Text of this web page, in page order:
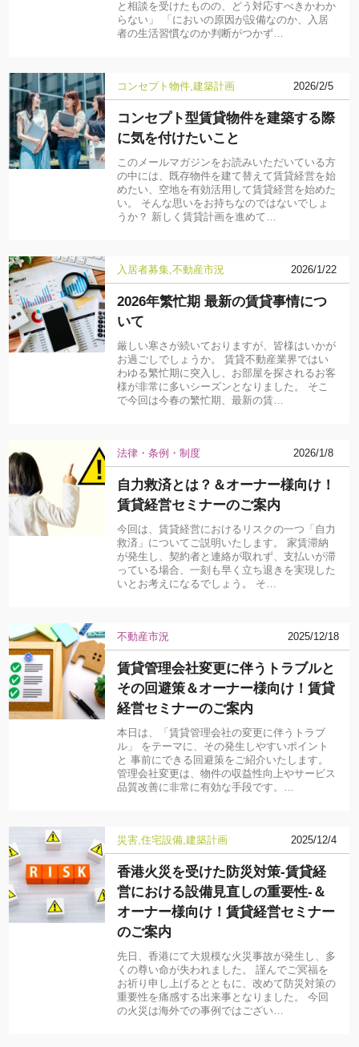
と相談を受けたものの、どう対応すべきかわか
らない」 「においの原因が設備なのか、入居
者の生活習慣なのか判断がつかず…
コンセプト物件 建築計画 2026/2/5
コンセプト型賃貸物件を建築する際
に気を付けたいこと
このメールマガジンをお読みいただいている方
の中には、既存物件を建て替えて賃貸経営を始
めたい、空地を有効活用して賃貸経営を始めた
い。 そんな思いをお持ちなのではないでしょ
うか？ 新しく賃貸計画を進めて…
入居者募集 不動産市況 2026/1/22
2026年繁忙期 最新の賃貸事情につ
いて
厳しい寒さが続いておりますが、皆様はいかが
お過ごしでしょうか。 賃貸不動産業界ではい
わゆる繁忙期に突入し、お部屋を探されるお客
様が非常に多いシーズンとなりました。 そこ
で今回は今春の繁忙期、最新の賃…
法律・条例・制度 2026/1/8
自力救済とは？＆オーナー様向け！
賃貸経営セミナーのご案内
今回は、賃貸経営におけるリスクの一つ「自力
救済」についてご説明いたします。 家賃滞納
が発生し、契約者と連絡が取れず、支払いが滞
っている場合、一刻も早く立ち退きを実現した
いとお考えになるでしょう。 そ…
不動産市況 2025/12/18
賃貸管理会社変更に伴うトラブルと
その回避策＆オーナー様向け！賃貸
経営セミナーのご案内
本日は、「賃貸管理会社の変更に伴うトラブ
ル」 をテーマに、その発生しやすいポイント
と 事前にできる回避策をご紹介いたします。
管理会社変更は、物件の収益性向上やサービス
品質改善に非常に有効な手段です。…
災害 住宅設備 建築計画 2025/12/4
香港火災を受けた防災対策-賃貸経
営における設備見直しの重要性-＆
オーナー様向け！賃貸経営セミナー
のご案内
先日、香港にて大規模な火災事故が発生し、多
くの尊い命が失われました。 謹んでご冥福を
お祈り申し上げるとともに、改めて防災対策の
重要性を痛感する出来事となりました。 今回
の火災は海外での事例ではござい…